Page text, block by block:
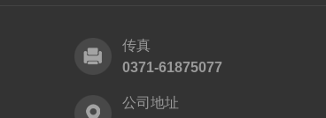
传真
0371-61875077
公司地址